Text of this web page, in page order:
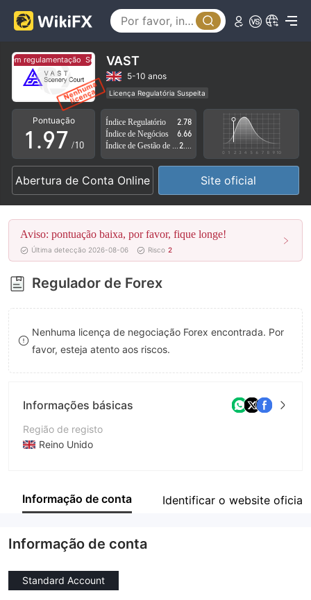
Sem regulamentação Sem regulamentação
VAST
5-10 anos
Licença Regulatória Suspeita
Região de negócios suspeita
Risco potencial alto
Pontuação
0
1
2
3
4
5
6
7
8
9
.
5
6
7
8
9
3
4
5
6
7
8
9
/10
Índice Regulatório
2.78
Índice de Negócios
6.66
Abertura de Conta Online Site oficial
Aviso: pontuação baixa, por favor, fique longe!
Última detecção 2026-08-06 Risco 2
Regulador de Forex
Nenhuma licença de negociação Forex encontrada. Por
favor, esteja atento aos riscos.
Informações básicas
Região de registo
Reino Unido
Empresa
Informação de conta Identificar o website oficial
Informação de conta
Standard Account